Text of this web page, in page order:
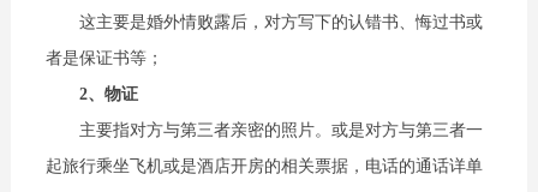
这主要是婚外情败露后，对方写下的认错书、悔过书或
者是保证书等；
2、物证
主要指对方与第三者亲密的照片。或是对方与第三者一
起旅行乘坐飞机或是酒店开房的相关票据，电话的通话详单